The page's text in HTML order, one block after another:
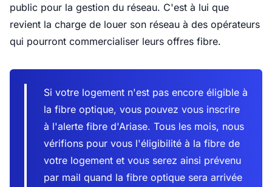
public pour la gestion du réseau. C'est à lui que
revient la charge de louer son réseau à des opérateurs
qui pourront commercialiser leurs offres fibre.
Si votre logement n'est pas encore éligible à
la fibre optique, vous pouvez vous inscrire
à l'alerte fibre d'Ariase. Tous les mois, nous
vérifions pour vous l'éligibilité à la fibre de
votre logement et vous serez ainsi prévenu
par mail quand la fibre optique sera arrivée